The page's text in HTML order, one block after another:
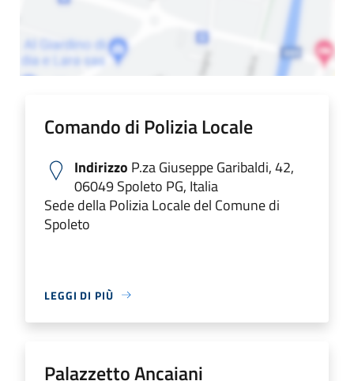
Comando di Polizia Locale
Indirizzo P.za Giuseppe Garibaldi, 42,
06049 Spoleto PG, Italia
Sede della Polizia Locale del Comune di
Spoleto
LEGGI DI PIÙ
Palazzetto Ancaiani